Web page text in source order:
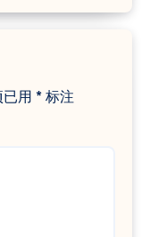
已用 *标注